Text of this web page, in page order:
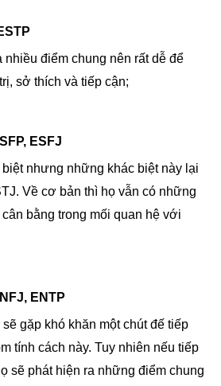
điểm chung nên rất dễ để
sở thích và tiếp cận;
ESFJ
nhưng những khác biệt này lại
Về cơ bản thì họ vẫn có những
bằng trong mối quan hệ với
ENTP
gặp khó khăn một chút đế tiếp
tính cách này. Tuy nhiên nếu tiếp
sẽ phát hiện ra những điểm chung